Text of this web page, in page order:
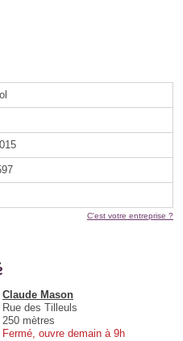
C'est votre entreprise ?
Claude Mason
Rue des Tilleuls
250 mètres
Fermé, ouvre demain à 9h